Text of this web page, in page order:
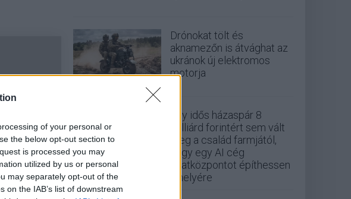
of your personal or
the below opt-out section to
is processed you may
utilized by us or personal
may separately opt-out of the
the IAB’s list of downstream
Drónokat tölt és
aknamezőn is átvághat az
ukránok új elektromos
motorja
Egy idős házaspár 8
milliárd forintért sem vált
meg a család farmjától,
hogy egy AI cég
adatközpontot építhessen
a helyére